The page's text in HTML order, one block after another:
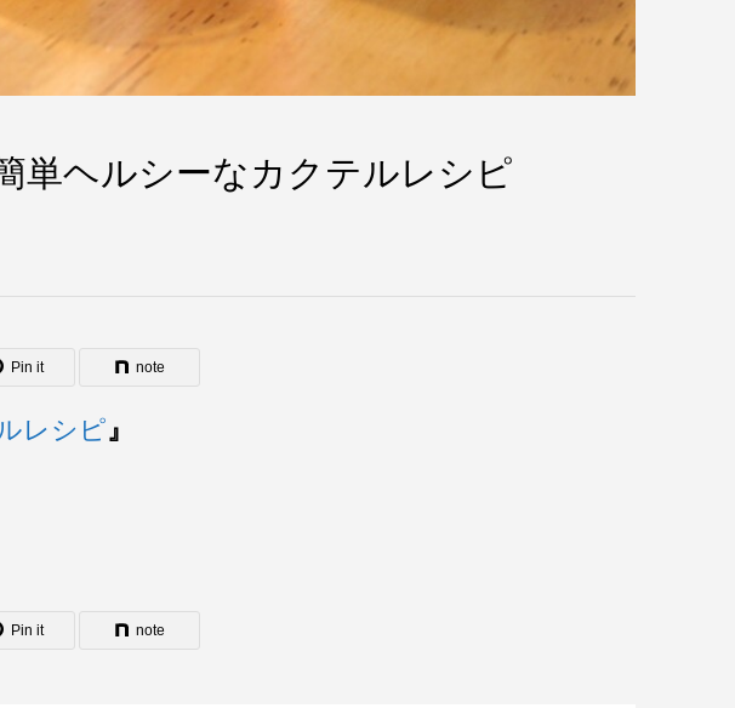
単ヘルシーなカクテルレシピ
Pin it note
レシピ』
Pin it note